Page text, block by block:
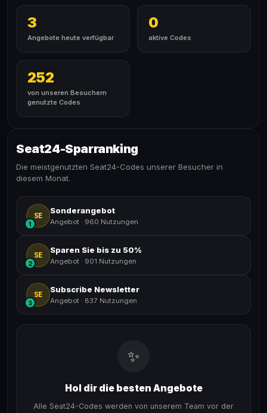
3
Angebote heute verfügbar
0
aktive Codes
252
von unseren Besuchern
genutzte Codes
Seat24-Sparranking
Die meistgenutzten Seat24-Codes unserer Besucher in
diesem Monat.
SE
1
Sonderangebot
Angebot · 960 Nutzungen
SE
2
Sparen Sie bis zu 50%
Angebot · 901 Nutzungen
SE
3
Subscribe Newsletter
Angebot · 837 Nutzungen
✨
Hol dir die besten Angebote
Alle Seat24-Codes werden von unserem Team vor der